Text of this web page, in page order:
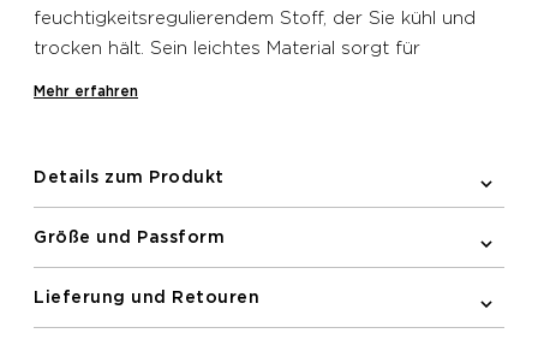
feuchtigkeitsregulierendem Stoff, der Sie kühl und
trocken hält. Sein leichtes Material sorgt für
Mehr erfahren
Details zum Produkt
Größe und Passform
Lieferung und Retouren